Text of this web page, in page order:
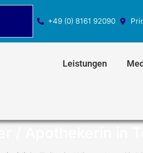
+49 (0) 8161 92090
Leistungen